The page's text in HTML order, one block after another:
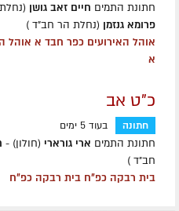
חתונת התמים חיים זאב גושן(נחלת
פרומא גנזמן(נחלת הר חב"ד )
אוהל האירועים כפר חבד א אוהל
א
כ"ט אב
חתונה בעוד 5 ימים
חתונת התמים ארי גורארי(חולון) -
חב״ד )
בית רבקה כפ״ח בית רבקה כפ״ח